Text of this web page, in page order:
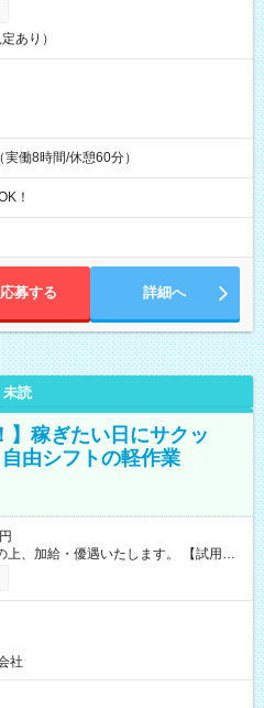
あり）
働8時間/休憩60分）
！
応募する 詳細へ
未読
】稼ぎたい日にサクッ
由シフトの軽作業
給・優遇いたします。 【試用期
社